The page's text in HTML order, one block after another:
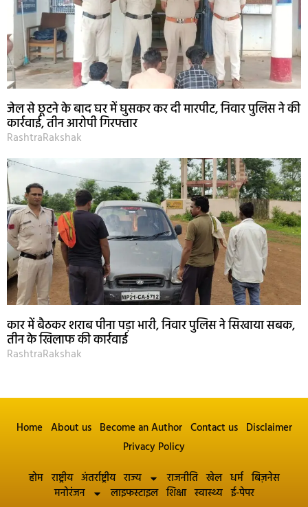
जेल से छूटने के बाद घर में घुसकर कर दी मारपीट, निवार पुलिस ने की
कार्रवाई, तीन आरोपी गिरफ्तार
RashtraRakshak
कार में बैठकर शराब पीना पड़ा भारी, निवार पुलिस ने सिखाया सबक,
तीन के खिलाफ की कार्रवाई
RashtraRakshak
Home About us Become an Author Contact us Disclaimer
Privacy Policy
होम राष्ट्रीय अंतर्राष्ट्रीय राज्य राजनीति खेल धर्म बिज़नेस
मनोरंजन
लाइफस्टाइल शिक्षा स्वास्थ्य ई-पेपर